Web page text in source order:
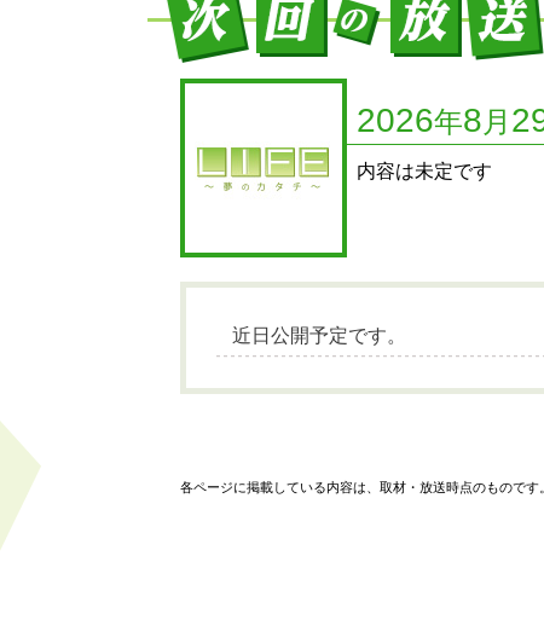
2026年8 月
内容は未定です
近日公開予定です。
各ページに掲載している内容は、取材・放送時点のもので